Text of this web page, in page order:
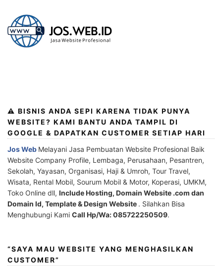
⚠️ BISNIS ANDA SEPI KARENA TIDAK PUNYA
WEBSITE? KAMI BANTU ANDA TAMPIL DI
GOOGLE & DAPATKAN CUSTOMER SETIAP HARI
Jos Web Melayani Jasa Pembuatan Website Profesional Baik
Website Company Profile, Lembaga, Perusahaan, Pesantren,
Sekolah, Yayasan, Organisasi, Haji & Umroh, Tour Travel,
Wisata, Rental Mobil, Sourum Mobil & Motor, Koperasi, UMKM,
Toko Online dll, Include Hosting, Domain Website .com dan
Domain Id, Template & Design Website . Silahkan Bisa
Menghubungi Kami Call Hp/Wa: 085722250509.
“SAYA MAU WEBSITE YANG MENGHASILKAN
CUSTOMER”